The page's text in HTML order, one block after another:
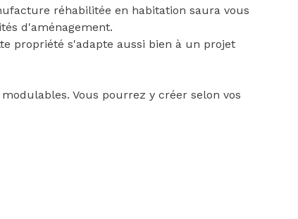
réhabilitée en habitation saura vous
d'aménagement.
propriété s'adapte aussi bien à un projet
Vous pourrez y créer selon vos
espace bureau, une grande cuisine conviviale